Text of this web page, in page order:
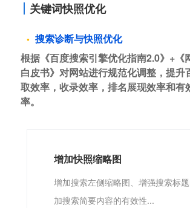
关键词快照优化
搜索诊断与快照优化
根据《百度搜索引擎优化指南2.0》+《
白皮书》对网站进行规范化调整，提升
取效率，收录效率，排名展现效率和有
率。
增加快照缩略图
增加搜索左侧缩略图、增强搜索标
加搜索简要内容的有效性...